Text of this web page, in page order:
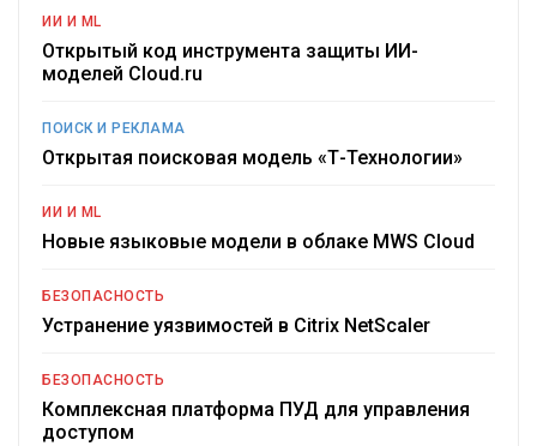
ИИ И ML
Открытый код инструмента защиты ИИ-
моделей Cloud.ru
ПОИСК И РЕКЛАМА
Открытая поисковая модель «Т-Технологии»
ИИ И ML
Новые языковые модели в облаке MWS Cloud
БЕЗОПАСНОСТЬ
Устранение уязвимостей в Citrix NetScaler
БЕЗОПАСНОСТЬ
Комплексная платформа ПУД для управления
доступом